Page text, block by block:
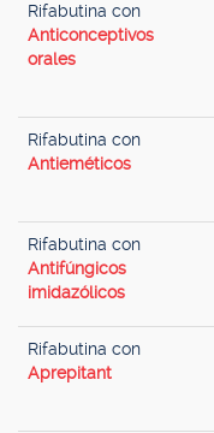
Rifabutina con
Anticonceptivos
orales
Rifabutina con
Antieméticos
Rifabutina con
Antifúngicos
imidazólicos
Rifabutina con
Aprepitant